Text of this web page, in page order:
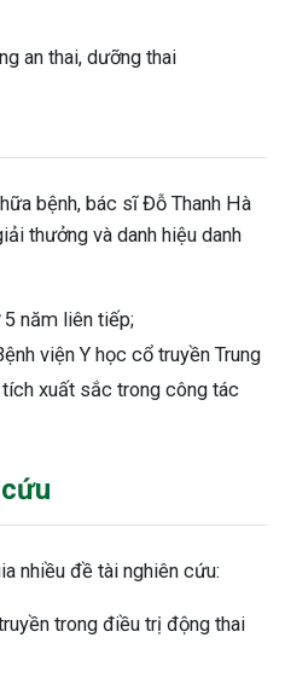
an thai, dưỡng thai
bệnh, bác sĩ Đỗ Thanh Hà
thưởng và danh hiệu danh
năm liên tiếp;
viện Y học cổ truyền Trung
xuất sắc trong công tác
nhiều đề tài nghiên cứu:
trong điều trị động thai